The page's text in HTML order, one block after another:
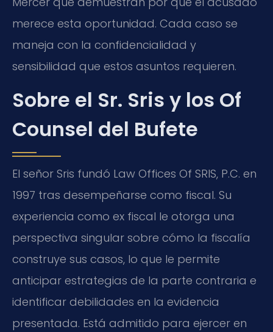
merece esta oportunidad. Cada caso se
maneja con la confidencialidad y
sensibilidad que estos asuntos requieren.
Sobre el Sr. Sris y los Of
Counsel del Bufete
El señor Sris fundó Law Offices Of SRIS, P.C. en
1997 tras desempeñarse como fiscal. Su
experiencia como ex fiscal le otorga una
perspectiva singular sobre cómo la fiscalía
construye sus casos, lo que le permite
anticipar estrategias de la parte contraria e
identificar debilidades en la evidencia
presentada. Está admitido para ejercer en